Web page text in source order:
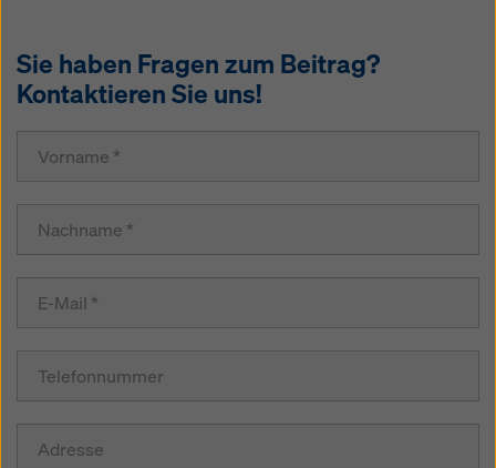
Sie haben Fragen zum Beitrag?
Kontaktieren Sie uns!